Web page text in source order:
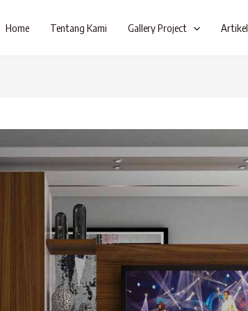
Home Tentang Kami Gallery Project Artikel